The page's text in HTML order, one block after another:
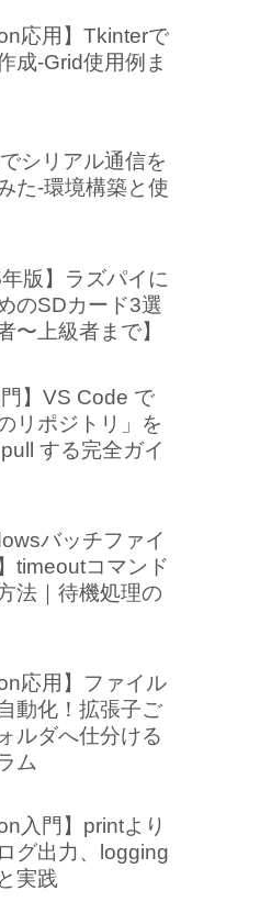
応用】Tkinterで
成-Grid使用例ま
シリアル通信を
た-環境構築と使
年版】ラズパイに
のSDカード3選
〜上級者まで】
門】VS Code で
リポジトリ」を
する完全ガイ
バッチファイ
timeoutコマンド
法｜待機処理の
応用】ファイル
動化！拡張子ご
ルダへ仕分ける
ム
入門】printより
グ出力、logging
実践